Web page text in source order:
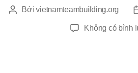
TácBởivietnamteambuilding.org
Không có bình